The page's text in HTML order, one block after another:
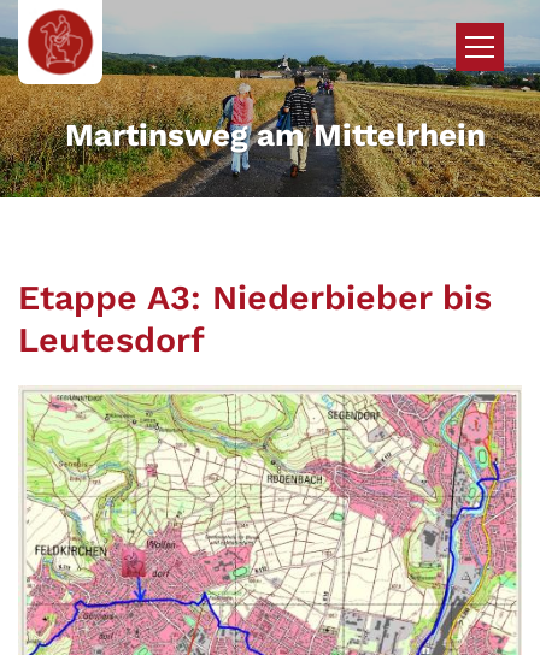
Zum Inhalt springen
Martinsweg am Mittelrhein
Etappe A3: Niederbieber bis
Leutesdorf